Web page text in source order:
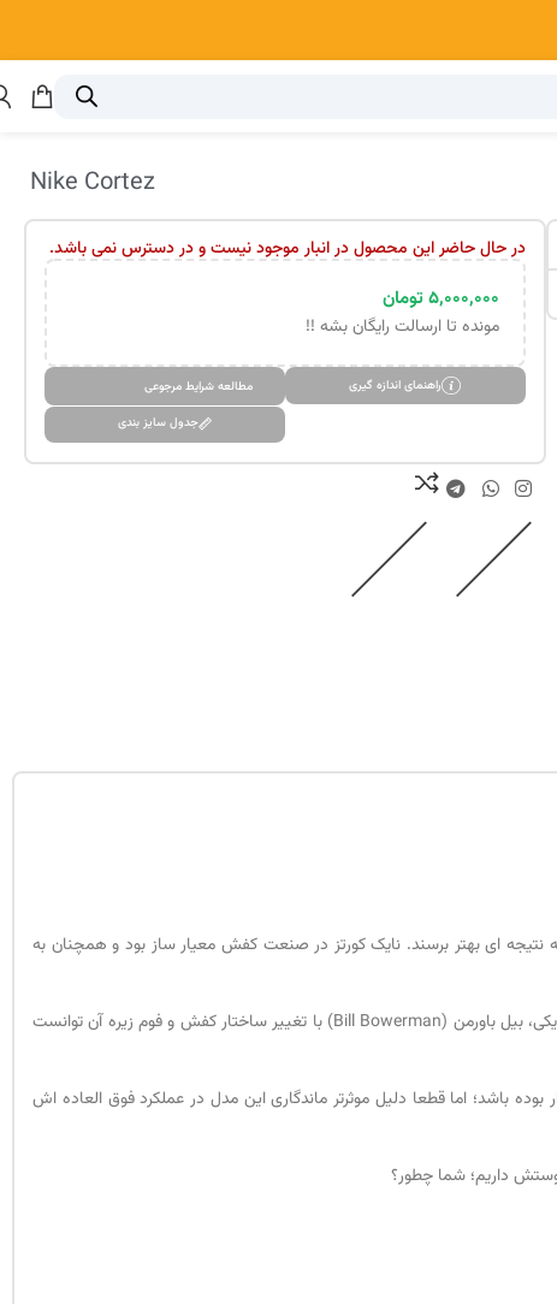
Nike Cortez
در حال حاضر این محصول در انبار موجود نیست و در دسترس نمی باشد.
۵,۰۰۰,۰۰۰تومان
مونده تا ارسالت رایگان بشه !!
راهنمای اندازه گیری مطالعه شرایط مرجوعی
جدول سایز بندی
نتیجه ای بهتر برسند. نایک کورتز در صنعت کفش معیار ساز بود و همچنان به
به اندازه کافی سبک و راحت نبودند. به هیمن دلیل هم­بنیانگذار کمپانی نایکی، بیل باورمن (Bill Bowerman) با تغییر ساختار کفش و فوم زیره آن توانست
زمان معرفی این کتونی در شهرت بیشترش تاثیر گذار بوده باشد؛ اما قطعا دلیل موثرتر ماندگاری این مدل در عملکرد فوق العاده اش
داریم؛ شما چطور؟